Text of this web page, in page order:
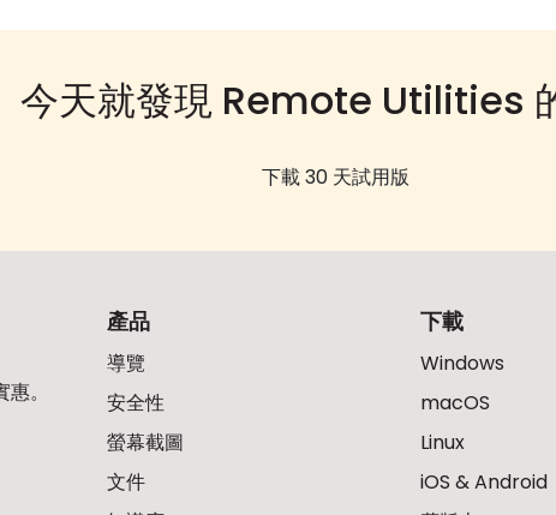
今天就發現 Remote Utilities
下載 30 天試用版
。
產品
導覽
安全性
螢幕截圖
文件
下載
Windows
macOS
Linux
iOS & Android